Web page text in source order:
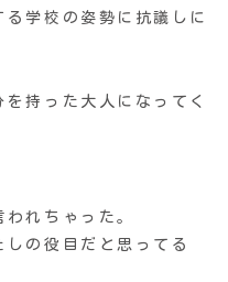
学校の姿勢に抗議しに
持った大人になってく
れちゃった。
の役目だと思ってる